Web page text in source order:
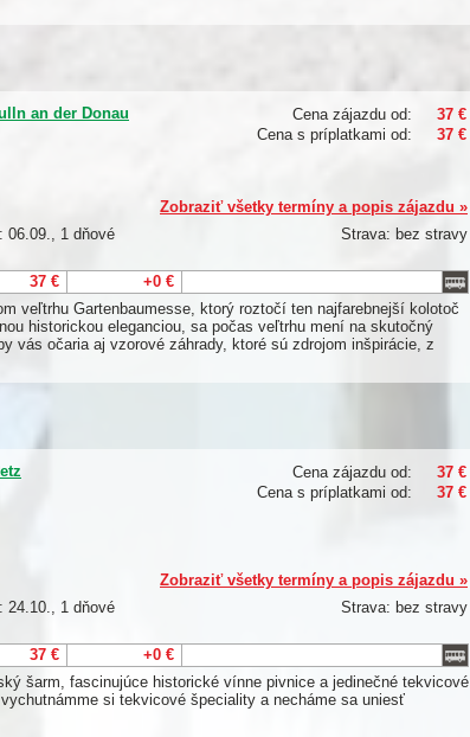
Cena zájazdu od:
37 €
Cena s príplatkami od:
37 €
an der Donau
Zobraziť všetky termíny a popis zájazdu »
06.09., 1 dňové Strava: bez stravy
37 €
+0 €
veľtrhu Gartenbaumesse, ktorý roztočí ten najfarebnejší kolotoč
historickou eleganciou, sa počas veľtrhu mení na skutočný
vás očaria aj vzorové záhrady, ktoré sú zdrojom inšpirácie, z
Cena zájazdu od:
37 €
Cena s príplatkami od:
37 €
Zobraziť všetky termíny a popis zájazdu »
24.10., 1 dňové Strava: bez stravy
37 €
+0 €
šarm, fascinujúce historické vínne pivnice a jedinečné tekvicové
si tekvicové špeciality a necháme sa uniesť